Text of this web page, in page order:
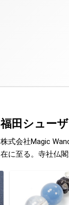
福田シュー
株式会社Magic
在に至る。寺社仏